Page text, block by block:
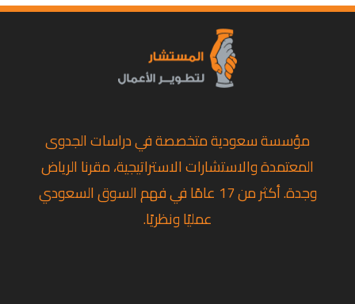
مؤسسة سعودية متخصصة في دراسات الجدوى
المعتمدة والاستشارات الاستراتيجية، مقرنا الرياض
وجدة. أكثر من 17 عامًا في فهم السوق السعودي
عمليًا ونظريًا.